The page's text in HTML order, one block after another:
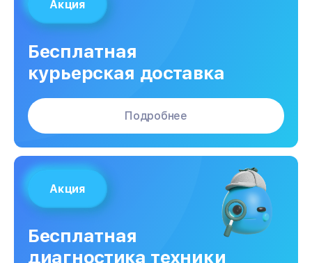
Акция
Бесплатная
курьерская доставка
Подробнее
Акция
Бесплатная
диагностика техники